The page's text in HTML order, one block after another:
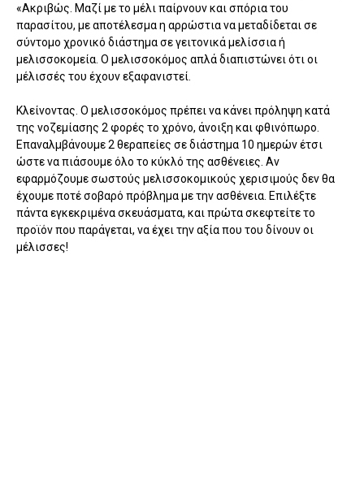
«Ακριβώς. Μαζί με το μέλι παίρνουν και σπόρια του
παρασίτου, με αποτέλεσμα η αρρώστια να μεταδίδεται σε
σύντομο χρονικό διάστημα σε γειτονικά μελίσσια ή
μελισσοκομεία. Ο μελισσοκόμος απλά διαπιστώνει ότι οι
μέλισσές του έχουν εξαφανιστεί.
Κλείνοντας. Ο μελισσοκόμος πρέπει να κάνει πρόληψη κατά
της νοζεμίασης 2 φορές το χρόνο, άνοιξη και φθινόπωρο.
Επαναλμβάνουμε 2 θεραπείες σε διάστημα 10 ημερών έτσι
ώστε να πιάσουμε όλο το κύκλό της ασθένειες. Αν
εφαρμόζουμε σωστούς μελισσοκομικούς χερισιμούς δεν θα
έχουμε ποτέ σοβαρό πρόβλημα με την ασθένεια. Επιλέξτε
πάντα εγκεκριμένα σκευάσματα, και πρώτα σκεφτείτε το
προϊόν που παράγεται, να έχει την αξία που του δίνουν οι
μέλισσες!